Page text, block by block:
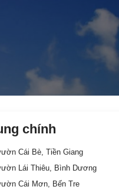
chính
Cái Bè, Tiền Giang
Lái Thiêu, Bình Dương
Cái Mơn, Bến Tre